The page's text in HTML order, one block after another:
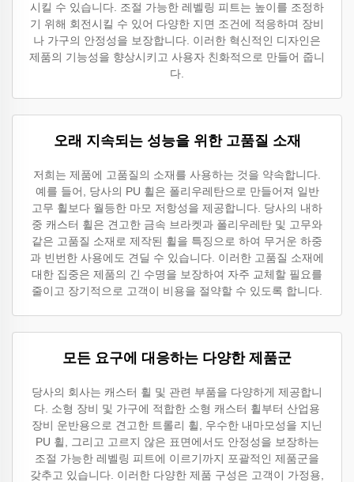
시킬 수 있습니다. 조절 가능한 레벨링 피트는 높이를 조정하
기 위해 회전시킬 수 있어 다양한 지면 조건에 적응하며 장비
나 가구의 안정성을 보장합니다. 이러한 혁신적인 디자인은
제품의 기능성을 향상시키고 사용자 친화적으로 만들어 줍니
다.
오래 지속되는 성능을 위한 고품질 소재
저희는 제품에 고품질의 소재를 사용하는 것을 약속합니다.
예를 들어, 당사의 PU 휠은 폴리우레탄으로 만들어져 일반
고무 휠보다 월등한 마모 저항성을 제공합니다. 당사의 내하
중 캐스터 휠은 견고한 금속 브라켓과 폴리우레탄 및 고무와
같은 고품질 소재로 제작된 휠을 특징으로 하여 무거운 하중
과 빈번한 사용에도 견딜 수 있습니다. 이러한 고품질 소재에
대한 집중은 제품의 긴 수명을 보장하여 자주 교체할 필요를
줄이고 장기적으로 고객이 비용을 절약할 수 있도록 합니다.
모든 요구에 대응하는 다양한 제품군
당사의 회사는 캐스터 휠 및 관련 부품을 다양하게 제공합니
다. 소형 장비 및 가구에 적합한 소형 캐스터 휠부터 산업용
장비 운반용으로 견고한 트롤리 휠, 우수한 내마모성을 지닌
PU 휠, 그리고 고르지 않은 표면에서도 안정성을 보장하는
조절 가능한 레벨링 피트에 이르기까지 포괄적인 제품군을
갖추고 있습니다. 이러한 다양한 제품 구성은 고객이 가정용,